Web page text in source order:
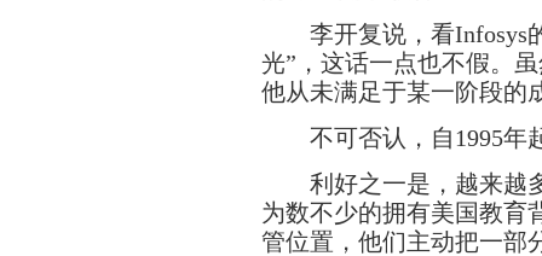
李开复说，看Infosys的
光”，这话一点也不假。
他从未满足于某一阶段的
不可否认，自1995年
利好之一是，越来越多
为数不少的拥有美国教育
管位置，他们主动把一部